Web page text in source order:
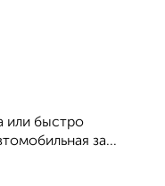
или быстро
за...